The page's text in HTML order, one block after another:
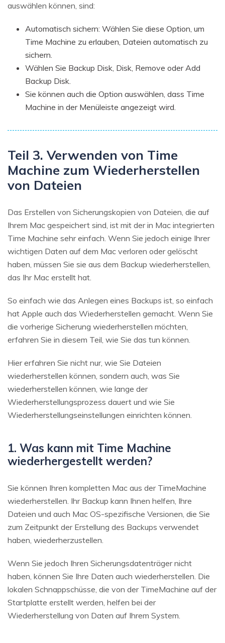
auswählen können, sind:
Automatisch sichern: Wählen Sie diese Option, um
Time Machine zu erlauben, Dateien automatisch zu
sichern.
Wählen Sie Backup Disk, Disk, Remove oder Add
Backup Disk.
Sie können auch die Option auswählen, dass Time
Machine in der Menüleiste angezeigt wird.
Teil 3. Verwenden von Time
Machine zum Wiederherstellen
von Dateien
Das Erstellen von Sicherungskopien von Dateien, die auf
Ihrem Mac gespeichert sind, ist mit der in Mac integrierten
Time Machine sehr einfach. Wenn Sie jedoch einige Ihrer
wichtigen Daten auf dem Mac verloren oder gelöscht
haben, müssen Sie sie aus dem Backup wiederherstellen,
das Ihr Mac erstellt hat.
So einfach wie das Anlegen eines Backups ist, so einfach
hat Apple auch das Wiederherstellen gemacht. Wenn Sie
die vorherige Sicherung wiederherstellen möchten,
erfahren Sie in diesem Teil, wie Sie das tun können.
Hier erfahren Sie nicht nur, wie Sie Dateien
wiederherstellen können, sondern auch, was Sie
wiederherstellen können, wie lange der
Wiederherstellungsprozess dauert und wie Sie
Wiederherstellungseinstellungen einrichten können.
1. Was kann mit Time Machine
wiederhergestellt werden?
Sie können Ihren kompletten Mac aus der TimeMachine
wiederherstellen. Ihr Backup kann Ihnen helfen, Ihre
Dateien und auch Mac OS-spezifische Versionen, die Sie
zum Zeitpunkt der Erstellung des Backups verwendet
haben, wiederherzustellen.
Wenn Sie jedoch Ihren Sicherungsdatenträger nicht
haben, können Sie Ihre Daten auch wiederherstellen. Die
lokalen Schnappschüsse, die von der TimeMachine auf der
Startplatte erstellt werden, helfen bei der
Wiederherstellung von Daten auf Ihrem System.